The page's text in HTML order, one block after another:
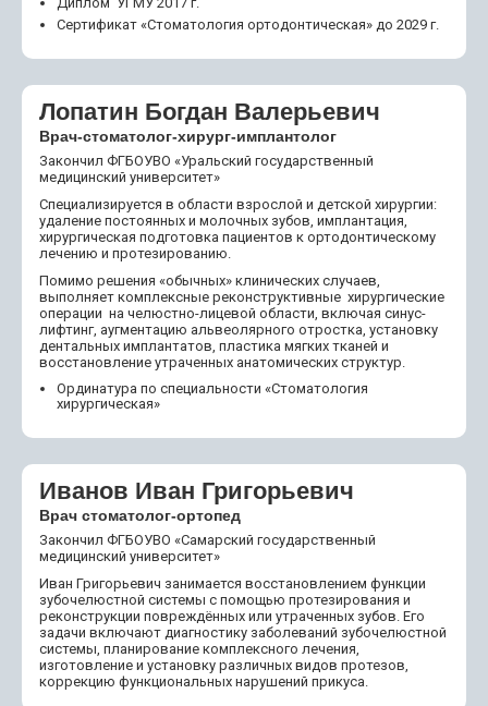
Сертификат «Стоматология ортодонтическая» до 2029 г.
Лопатин Богдан Валерьевич
Врач-стоматолог-хирург-имплантолог
Закончил ФГБОУВО «Уральский государственный
медицинский университет»
Специализируется в области взрослой и детской хирургии:
удаление постоянных и молочных зубов, имплантация,
хирургическая подготовка пациентов к ортодонтическому
лечению и протезированию.
Помимо решения «обычных» клинических случаев,
выполняет комплексные реконструктивные хирургические
операции на челюстно-лицевой области, включая синус-
лифтинг, аугментацию альвеолярного отростка, установку
дентальных имплантатов, пластика мягких тканей и
восстановление утраченных анатомических структур.
Ординатура по специальности «Стоматология
хирургическая»
Иванов Иван Григорьевич
Врач стоматолог-ортопед
Закончил ФГБОУВО «Самарский государственный
медицинский университет»
Иван Григорьевич занимается восстановлением функции
зубочелюстной системы с помощью протезирования и
реконструкции повреждённых или утраченных зубов. Его
задачи включают диагностику заболеваний зубочелюстной
системы, планирование комплексного лечения,
изготовление и установку различных видов протезов,
коррекцию функциональных нарушений прикуса.